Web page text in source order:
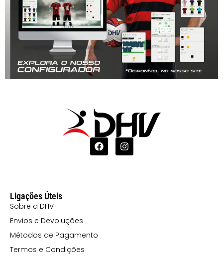
Ligações Úteis
Sobre a DHV
Envios e Devoluções
Métodos de Pagamento
Termos e Condições